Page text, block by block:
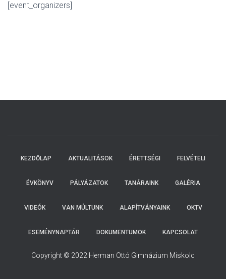
[event_organizers]
KEZDŐLAP AKTUALITÁSOK ÉRETTSÉGI FELVÉTELI
ÉVKÖNYV PÁLYÁZATOK TANÁRAINK GALÉRIA
VIDEÓK VAN MÚLTUNK ALAPÍTVÁNYAINK OKTV
ESEMÉNYNAPTÁR DOKUMENTUMOK KAPCSOLAT
Copyright © 2022 Herman Ottó Gimnázium Miskolc